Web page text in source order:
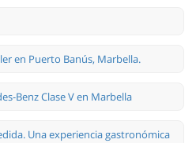
en Puerto Banús, Marbella.
Benz Clase V en Marbella
Una experiencia gastronómica